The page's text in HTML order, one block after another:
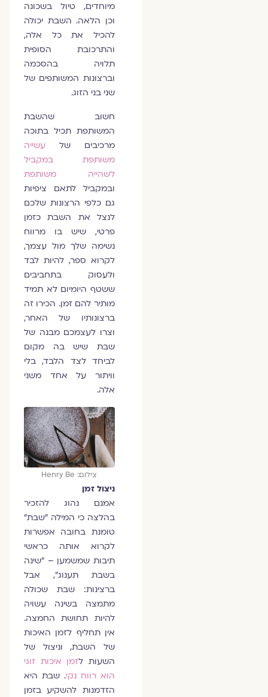
מיוחדים, טיול בשכונה
וכן הלאה. השבת יכולה
להכיל את כל אלה,
והתרכובת הסופית
תלויה בהסכמה
וברצונות המשותפים של
שני בני הזוג.
חשוב שהשבת
המשותפת תכיל בתוכה
מרכיבים של
עשייה
משותפת במקביל
לשהייה משותפת
ובמקביל לתאם ציפיות
גם כלפי הרצונות שלכם
לנצל את השבת כזמן
פרטי, שיש בו מרווח
נשימה שלך מול עצמך,
לקרוא ספר, להיות לבד
ולעסוק בתחביבים
ששטף היומיום לא תמיד
מותיר להם זמן. הכירו זה
ברצונותיו של האחר,
וצרו לעצמכם מבנה של
שבת שיש בה מקום
לביחד לצד הלבד, בלי
וויתור על אחד משני
אלה.
צילום: Henry Be
ניצול זמן
אמנם נהוג להזכיר
בהלצה כי המילה "שבת"
טומנת בחובה אפשרות
לקרוא אותה כראשי
תיבות שמשמען – "שינה
בשבת תענוג", אבל
ברצינות: שבת שכולה
מתמצה בשינה עשויה
להיות תחושת החמצה.
אין תחליף לזמן האיכות
של השבת, וניצול של
השעות ל זמן איכות זוגי
הוא רווח נקי. שבת היא
הזדמנות להשקיע בזמן